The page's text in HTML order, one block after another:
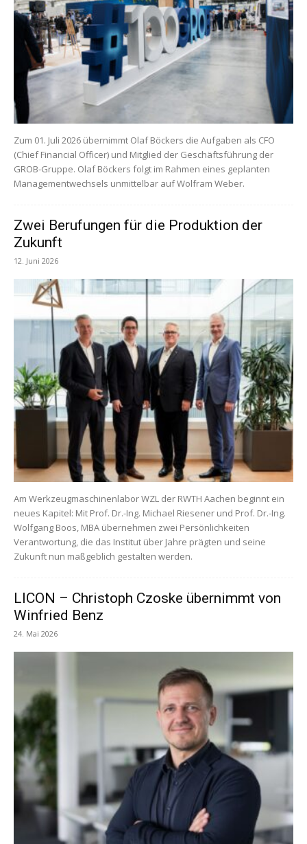
Zum 01. Juli 2026 übernimmt Olaf Böckers die Aufgaben als CFO
(Chief Financial Officer) und Mitglied der Geschäftsführung der
GROB-Gruppe. Olaf Böckers folgt im Rahmen eines geplanten
Managementwechsels unmittelbar auf Wolfram Weber.
Zwei Berufungen für die Produktion der
Zukunft
12. Juni 2026
Am Werkzeugmaschinenlabor WZL der RWTH Aachen beginnt ein
neues Kapitel: Mit Prof. Dr.-Ing. Michael Riesener und Prof. Dr.-Ing.
Wolfgang Boos, MBA übernehmen zwei Persönlichkeiten
Verantwortung, die das Institut über Jahre prägten und seine
Zukunft nun maßgeblich gestalten werden.
LICON – Christoph Czoske übernimmt von
Winfried Benz
24. Mai 2026